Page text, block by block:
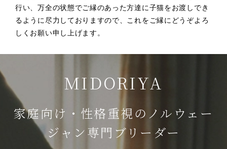
行い、万全の状態でご縁のあった方達に子猫をお渡しでき
るように尽力しておりますので、これをご縁にどうぞよろ
しくお願い申し上げます。
MIDORIYA
家庭向け・性格重視のノルウェー
ジャン専門ブリーダー